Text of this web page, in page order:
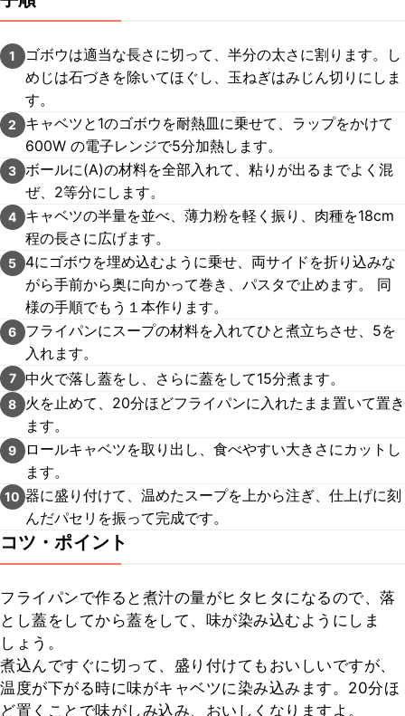
1
ゴボウは適当な長さに切って、半分の太さに割ります。し
めじは石づきを除いてほぐし、玉ねぎはみじん切りにしま
す。
2
キャベツと1のゴボウを耐熱皿に乗せて、ラップをかけて
600W の電子レンジで5分加熱します。
3 ボールに(A)の材料を全部入れて、粘りが出るまでよく混
ぜ、2等分にします。
4
キャベツの半量を並べ、薄力粉を軽く振り、肉種を18cm
程の長さに広げます。
5
4にゴボウを埋め込むように乗せ、両サイドを折り込みな
がら手前から奥に向かって巻き、パスタで止めます。 同
様の手順でもう１本作ります。
6
フライパンにスープの材料を入れてひと煮立ちさせ、5を
入れます。
7 中火で落し蓋をし、さらに蓋をして15分煮ます。
8
火を止めて、20分ほどフライパンに入れたまま置いて置き
ます。
9
ロールキャベツを取り出し、食べやすい大きさにカットし
ます。
10 器に盛り付けて、温めたスープを上から注ぎ、仕上げに刻
んだパセリを振って完成です。
コツ・ポイント
フライパンで作ると煮汁の量がヒタヒタになるので、落
とし蓋をしてから蓋をして、味が染み込むようにしま
しょう。
煮込んですぐに切って、盛り付けてもおいしいですが、
温度が下がる時に味がキャベツに染み込みます。20分ほ
ど置くことで味がしみ込み、おいしくなりますよ。